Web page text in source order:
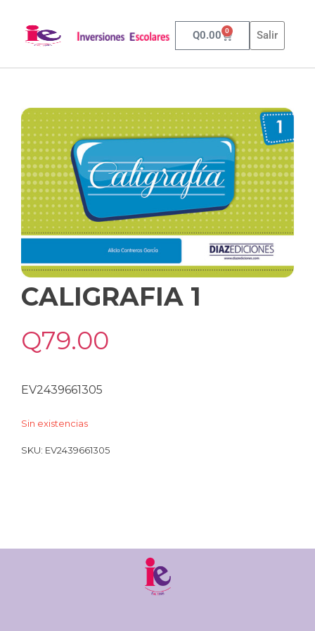
Q0.00 0 Salir
CALIGRAFIA 1
Q79.00
EV2439661305
Sin existencias
SKU: EV2439661305